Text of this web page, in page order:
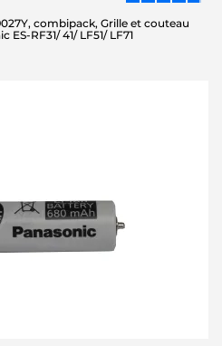
combipack, Grille et couteau
RF31/ 41/ LF51/ LF71